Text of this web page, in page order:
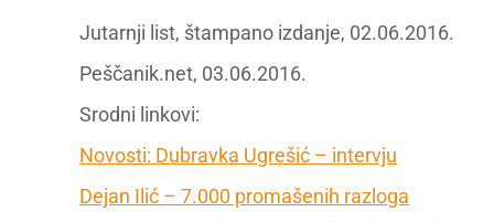
Jutarnji list, štampano izdanje, 02.06.2016.
Peščanik.net, 03.06.2016.
Srodni linkovi:
Novosti: Dubravka Ugrešić – intervju
Dejan Ilić – 7.000 promašenih razloga